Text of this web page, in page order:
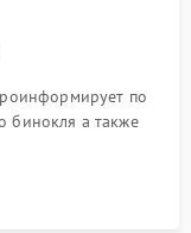
по
бинокля а также